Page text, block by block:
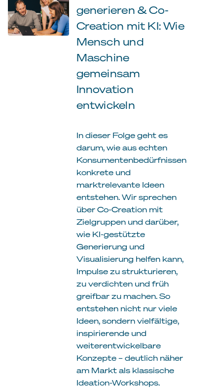
generieren & Co-
Creation mit KI: Wie
Mensch und
Maschine
gemeinsam
Innovation
entwickeln
In dieser Folge geht es
darum, wie aus echten
Konsumentenbedürfnissen
konkrete und
marktrelevante Ideen
entstehen. Wir sprechen
über Co-Creation mit
Zielgruppen und darüber,
wie KI-gestützte
Generierung und
Visualisierung helfen kann,
Impulse zu strukturieren,
zu verdichten und früh
greifbar zu machen. So
entstehen nicht nur viele
Ideen, sondern vielfältige,
inspirierende und
weiterentwickelbare
Konzepte – deutlich näher
am Markt als klassische
Ideation-Workshops.